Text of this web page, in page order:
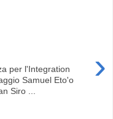
›
per l'Integration
Samuel Eto'o
Siro ...